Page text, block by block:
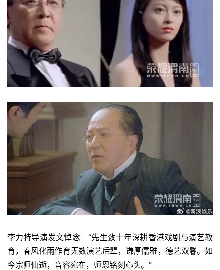
李力持导演发文悼念：“先生数十年深耕香港戏剧与演艺教
育，春风化雨作育无数演艺后辈，谦厚儒雅，德艺双馨。如
今宗师仙逝，音容宛在，师恩铭刻心头。”